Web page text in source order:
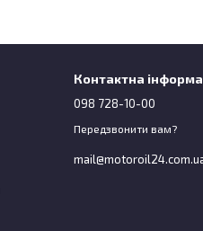
Контактна
098 728-10-00
Передзвонити вам?